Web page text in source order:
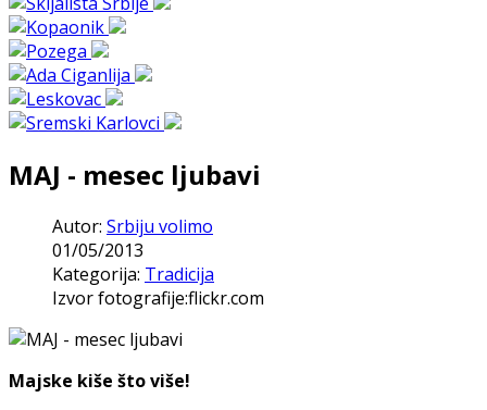
MAJ - mesec ljubavi
Autor: Srbiju volimo
01/05/2013
Kategorija: Tradicija
Izvor fotografije:flickr.com
Majske kiše što više!